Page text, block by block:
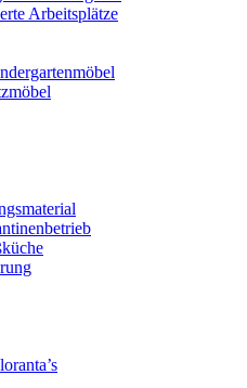
Arbeitsplätze